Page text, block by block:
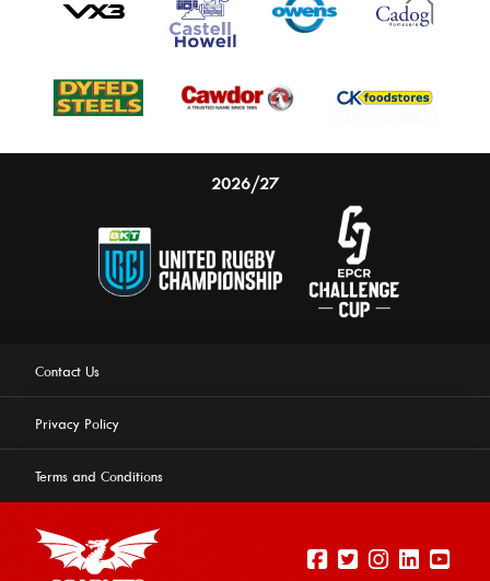
2026/27
Contact Us
Privacy Policy
Terms and Conditions